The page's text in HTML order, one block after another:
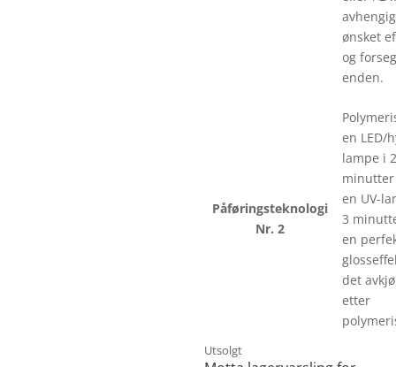
ønsket
og
enden.
Påføringsteknologi
Nr. 2
en LED/
lampe i
en UV-
3
en
det
etter
Utsolgt